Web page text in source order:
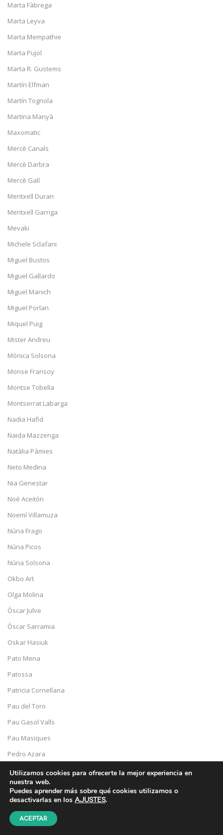
Marta Fàbrega
Marta Leyva
Marta Mempathie
Marta Pujol
Marta R. Gustems
Martín Elfman
Martín Tognola
Martina Manyà
Maxomatic
Mercè Canals
Mercè Darbra
Mercè Galí
Meritxell Duran
Meritxell Garriga
Mevaki
Michele Sclafani
Miguel Bustos
Miguel Gallardo
Miguel Manich
Miguel Porlan
Miquel Puig
Mister Andreu
Mònica Solsona
Monse Fransoy
Montse Tobella
Montserrat Labarga
Nadia Hafid
Naida Mazzenga
Natàlia Pàmies
Neto Medina
Nia Genestar
Noé Aceitón
Noemí Villamuza
Núria Frago
Núria Picos
Núria Solsona
Okbo Art
Olga Molina
Òscar Julve
Òscar Sarramia
Oskar Hasiuk
Pato Mena
Patossa
Patricia Cornellana
Pau del Toro
Pau Gasol Valls
Pau Masiques
Pedro Azara
Pedro Espinosa
Pedro Strukelj
Pep Brocal
Pep Montserrat
Utilizamos cookies para ofrecerte la mejor experiencia en
nuestra web.
Puedes aprender más sobre qué cookies utilizamos o
desactivarlas en los ajustes.
Aceptar